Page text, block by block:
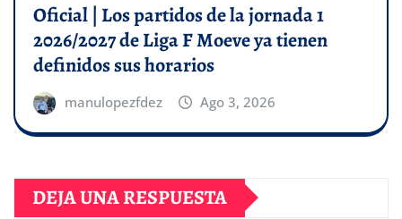
Oficial | Los partidos de la jornada 1
2026/2027 de Liga F Moeve ya tienen
definidos sus horarios
manulopezfdez Ago 3, 2026
DEJA UNA RESPUESTA